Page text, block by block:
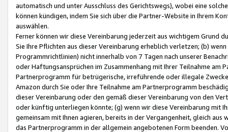
automatisch und unter Ausschluss des Gerichtswegs), wobei eine
können kündigen, indem Sie sich über die Partner-Website in Ihrem
auswählen.
Ferner können wir diese Vereinbarung jederzeit aus wichtigem Grund
Sie Ihre Pflichten aus dieser Vereinbarung erheblich verletzen; (b)
Programmrichtlinien) nicht innerhalb von 7 Tagen nach unserer
oder Haftungsansprüchen im Zusammenhang mit Ihrer Teilnahme am
Partnerprogramm für betrügerische, irreführende oder illegale
Amazon durch Sie oder Ihre Teilnahme am Partnerprogramm
dieser Vereinbarung oder den gemäß dieser Vereinbarung von den
oder künftig unterliegen könnte; (g) wenn wir diese Vereinbarung mit
gemeinsam mit Ihnen agieren, bereits in der Vergangenheit, gleich
das Partnerprogramm in der allgemein angebotenen Form beenden.